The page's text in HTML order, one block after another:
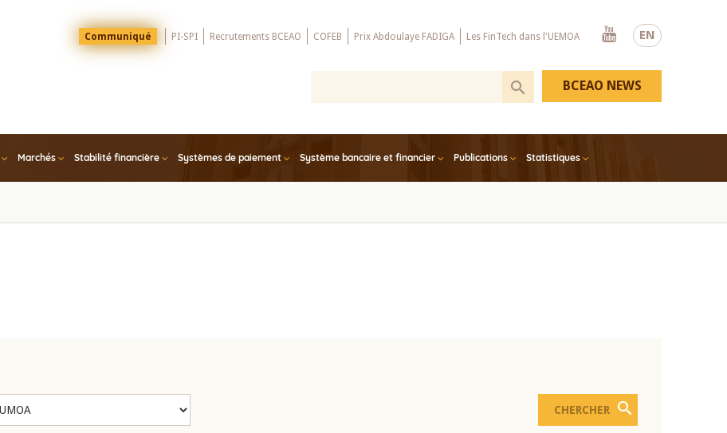
EN
Menu
Top
Communiqué PI-SPI Recrutements BCEAO COFEB Prix Abdoulaye FADIGA Les FinTech dans l'UEMOA
Youtube
Marchés Stabilité financière Systèmes de paiement Système bancaire et financier Publications Statistiques
BCEAO NEWS